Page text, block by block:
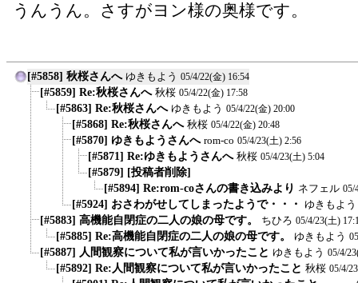
うんうん。さすがヨン様の奥様です。
[#5858] 秋桜さんへ ゆきもよう 05/4/22(金) 16:54
[#5859] Re:秋桜さんへ 秋桜 05/4/22(金) 17:58
[#5863] Re:秋桜さんへ ゆきもよう 05/4/22(金) 20:00
[#5868] Re:秋桜さんへ 秋桜 05/4/22(金) 20:48
[#5870] ゆきもようさんへ rom-co 05/4/23(土) 2:56
[#5871] Re:ゆきもようさんへ 秋桜 05/4/23(土) 5:04
[#5879] [投稿者削除]
[#5894] Re:rom-coさんの書き込みより ネフェル 05/
[#5924] おさわがせしてしまったようで・・・ ゆきもよう
[#5883] 高機能自閉症の二人の娘の母です。 ちひろ 05/4/23(土)
[#5885] Re:高機能自閉症の二人の娘の母です。 ゆきもよう
[#5887] 人間観察について私が言いかったこと ゆきもよう 05/4/
[#5892] Re:人間観察について私が言いかったこと 秋桜 05/4/